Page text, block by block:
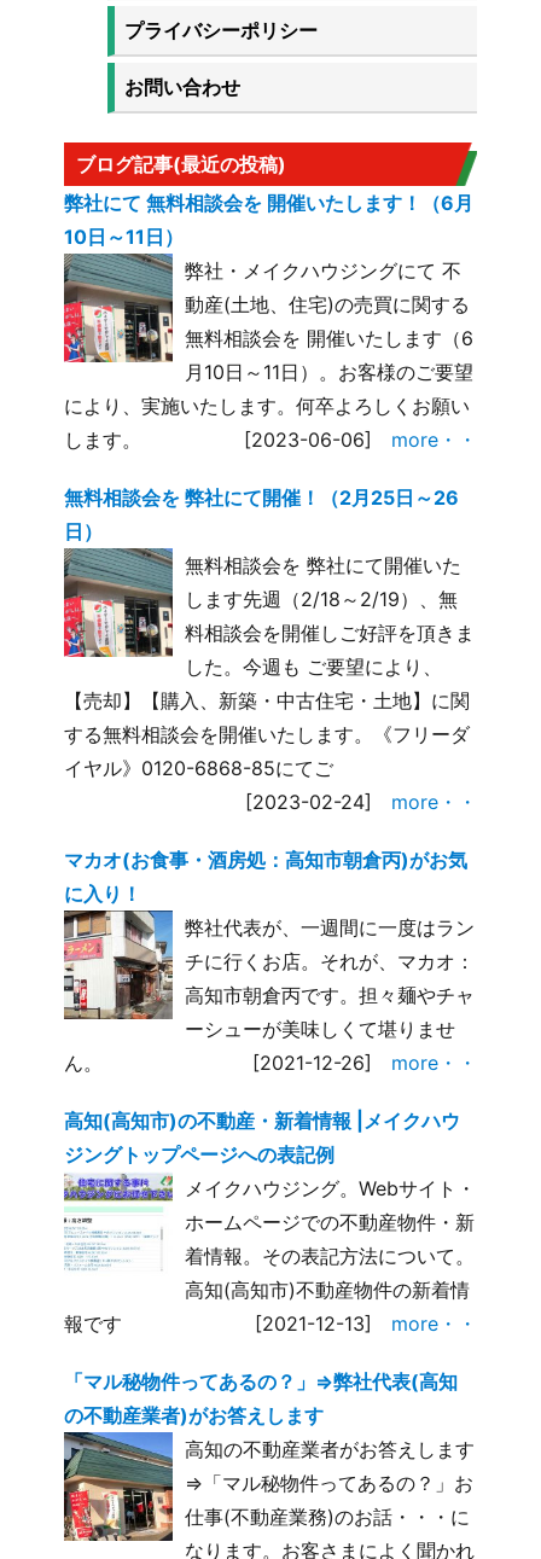
プライバシーポリシー
お問い合わせ
ブログ記事(最近の投稿)
弊社にて 無料相談会を 開催いたします！（6月
10日～11日）
弊社・メイクハウジングにて 不
動産(土地、住宅)の売買に関する
無料相談会を 開催いたします（6
月10日～11日）。お客様のご要望
により、実施いたします。何卒よろしくお願い
します。
[2023-06-06] more・・
無料相談会を 弊社にて開催！（2月25日～26
日）
無料相談会を 弊社にて開催いた
します先週（2/18～2/19）、無
料相談会を開催しご好評を頂きま
した。今週も ご要望により、
【売却】【購入、新築・中古住宅・土地】に関
する無料相談会を開催いたします。《フリーダ
イヤル》0120-6868-85にてご
[2023-02-24] more・・
マカオ(お食事・酒房処：高知市朝倉丙)がお気
に入り！
弊社代表が、一週間に一度はラン
チに行くお店。それが、マカオ：
高知市朝倉丙です。担々麺やチャ
ーシューが美味しくて堪りませ
ん。
[2021-12-26] more・・
高知(高知市)の不動産・新着情報 |メイクハウ
ジングトップページへの表記例
メイクハウジング。Webサイト・
ホームページでの不動産物件・新
着情報。その表記方法について。
高知(高知市)不動産物件の新着情
報です
[2021-12-13] more・・
「マル秘物件ってあるの？」⇒弊社代表(高知
の不動産業者)がお答えします
高知の不動産業者がお答えします
⇒「マル秘物件ってあるの？」お
仕事(不動産業務)のお話・・・に
なります。お客さまによく聞かれ